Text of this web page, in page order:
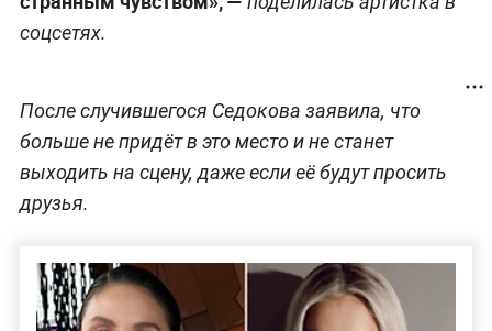
соцсетях.
После случившегося Седокова заявила, что
больше не придёт в это место и не станет
выходить на сцену, даже если её будут просить
друзья.